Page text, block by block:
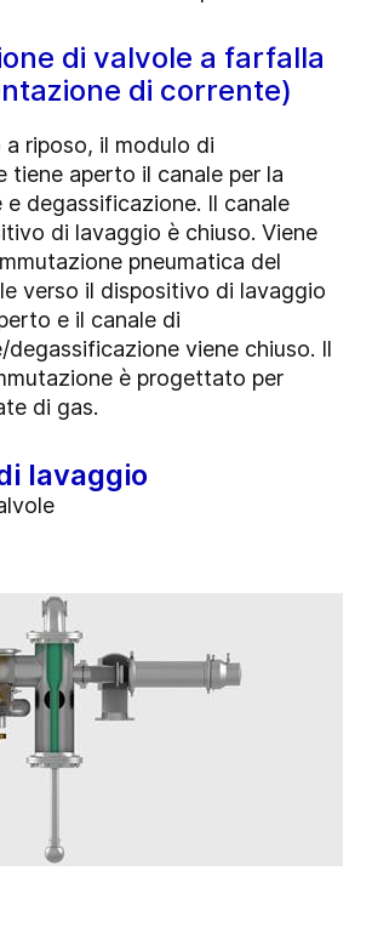
di valvole a farfalla
di corrente)
riposo, il modulo di
tiene aperto il canale per la
degassificazione. Il canale
di lavaggio è chiuso. Viene
pneumatica del
verso il dispositivo di lavaggio
e il canale di
degassificazione viene chiuso. Il
è progettato per
di gas.
lavaggio